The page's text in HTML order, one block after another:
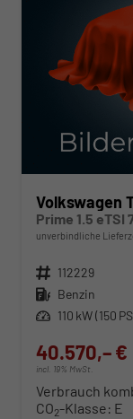
Volkswagen
Prime 1.5 eTSI
unverbindliche
Fahrzeugnr. 112229
Kraftstoff Benzin
Leistung 110 kW (150
40.570,– €
incl. 19% MwSt.
Verbrauch
CO2-Klasse: E